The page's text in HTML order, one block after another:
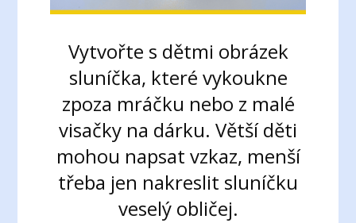
Vytvořte s dětmi obrázek
sluníčka, které vykoukne
zpoza mráčku nebo z malé
visačky na dárku. Větší děti
mohou napsat vzkaz, menší
třeba jen nakreslit sluníčku
veselý obličej.